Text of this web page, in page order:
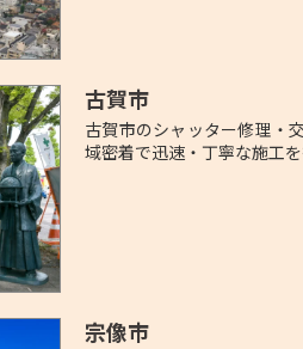
古賀市
古賀市のシャッター修理・
域密着で迅速・丁寧な施工
宗像市